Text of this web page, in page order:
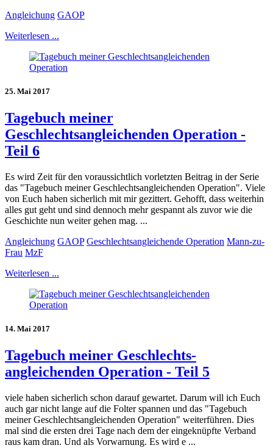
Angleichung GAOP
Weiterlesen ...
25. Mai 2017
Tagebuch meiner
Geschlechtsangleichenden Operation -
Teil 6
Es wird Zeit für den voraussichtlich vorletzten Beitrag in der Serie
das "Tagebuch meiner Geschlechtsangleichenden Operation". Viele
von Euch haben sicherlich mit mir gezittert. Gehofft, dass weiterhin
alles gut geht und sind dennoch mehr gespannt als zuvor wie die
Geschichte nun weiter gehen mag. ...
Angleichung GAOP Geschlechtsangleichende Operation Mann-zu-
Frau MzF
Weiterlesen ...
14. Mai 2017
Tagebuch meiner Geschlechts-
angleichenden Operation - Teil 5
viele haben sicherlich schon darauf gewartet. Darum will ich Euch
auch gar nicht lange auf die Folter spannen und das "Tagebuch
meiner Geschlechtsangleichenden Operation" weiterführen. Dies
mal sind die ersten drei Tage nach dem der eingeknüpfte Verband
raus kam dran. Und als Vorwarnung. Es wird e ...